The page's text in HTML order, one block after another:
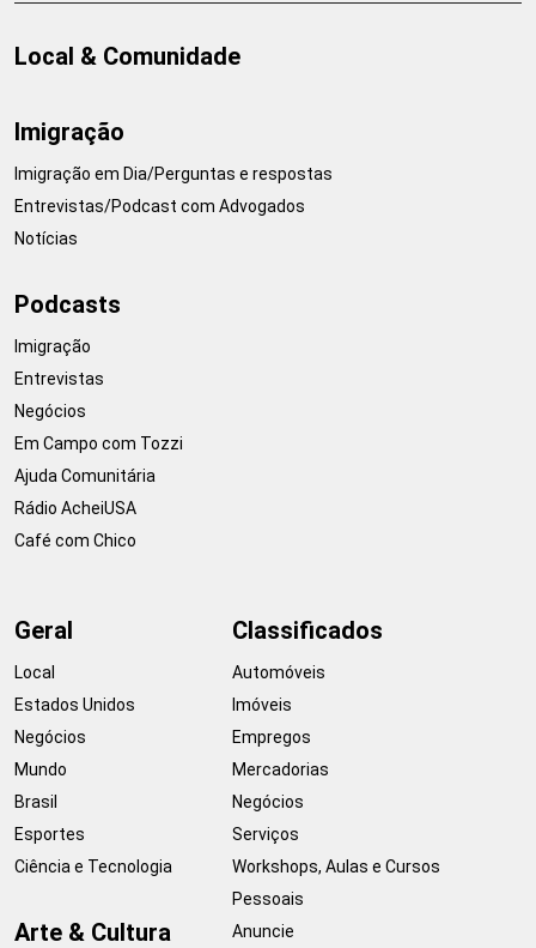
Local & Comunidade
Imigração
Imigração em Dia/Perguntas e respostas
Entrevistas/Podcast com Advogados
Notícias
Podcasts
Imigração
Entrevistas
Negócios
Em Campo com Tozzi
Ajuda Comunitária
Rádio AcheiUSA
Café com Chico
Geral
Local
Estados Unidos
Negócios
Mundo
Brasil
Esportes
Ciência e Tecnologia
Arte & Cultura
Classificados
Automóveis
Imóveis
Empregos
Mercadorias
Negócios
Serviços
Workshops, Aulas e Cursos
Pessoais
Anuncie